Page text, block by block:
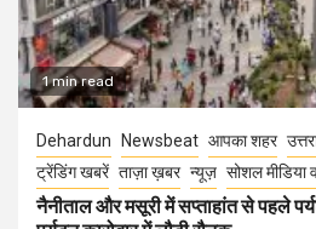
1 min read
Dehardun Newsbeat आपका शहर
ट्रेंडिंग खबरें ताज़ा ख़बर न्यूज़ सोशल मीडिया
नैनीताल और मसूरी में सप्ताहांत से पहले